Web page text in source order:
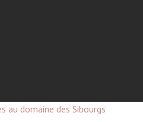
au domaine des Sibourgs